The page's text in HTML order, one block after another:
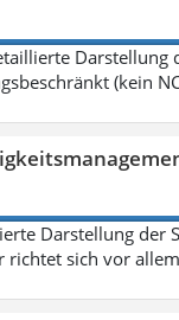
(kein
Darstellung der
richtet sich vor